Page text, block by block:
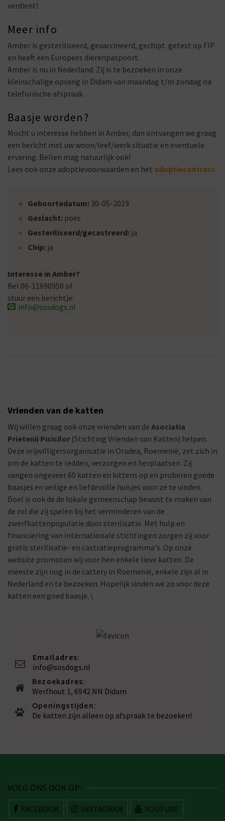
verdient!
Meer info
Amber is gesteriliseerd, gevaccineerd, gechipt. getest op FIP
en heeft een Europees dierenpaspoort.
Amber is nu in Nederland. Zij is te bezoeken in onze
kleinschalige opvang in Didam van maandag t/m zondag na
telefonische afspraak.
Baasje worden?
Mocht u interesse hebben in Amber, dan ontvangen we graag
een bericht met uw woon/leef/werk situatie en eventuele
ervaring. Bellen mag natuurlijk ook!
Lees ook onze adoptievoorwaarden en het adoptiecontract.
Geboortedatum: 30-05-2019
Geslacht: poes
Gesteriliseerd/gecastreerd: ja
Chip: ja
Interesse in Amber?
Bel 06-11690950 of
stuur een berichtje:
info@sosdogs.nl
Vrienden van de katten
Wij willen graag ook onze vrienden van de Asociatia
Prietenii Pisicilor (Stichting Vrienden van Katten) helpen.
Deze vrijwilligersorganisatie in Oradea, Roemenië, zet zich in
om de katten te redden, verzorgen en herplaatsen. Zij
vangen ongeveer 60 katten en kittens op en proberen goede
baasjes en veilige en liefdevolle huisjes voor ze te vinden.
Doel is ook de de lokale gemeenschap bewust te maken van
de rol die zij spelen bij het verminderen van de
zwerfkattenpopulatie door sterilisatie. Met hulp en
financiering van internationale stichtingen zorgen zij voor
gratis sterilisatie- en castratieprogramma's. Op onze
website promoten wij voor hen enkele lieve katten. De
meeste zijn nog in de cattery in Roemenië, enkele zijn al in
Nederland en te bezoeken. Hopelijk vinden we zo voor deze
katten een goed baasje. \
Emailadres:
info@sosdogs.nl
Bezoekadres:
Werfhout 1, 6942 NN Didam
Openingstijden:
De katten zijn alleen op afspraak te bezoeken!
VOLG ONS OOK OP:
FACEBOOK INSTAGRAM YOUTUBE